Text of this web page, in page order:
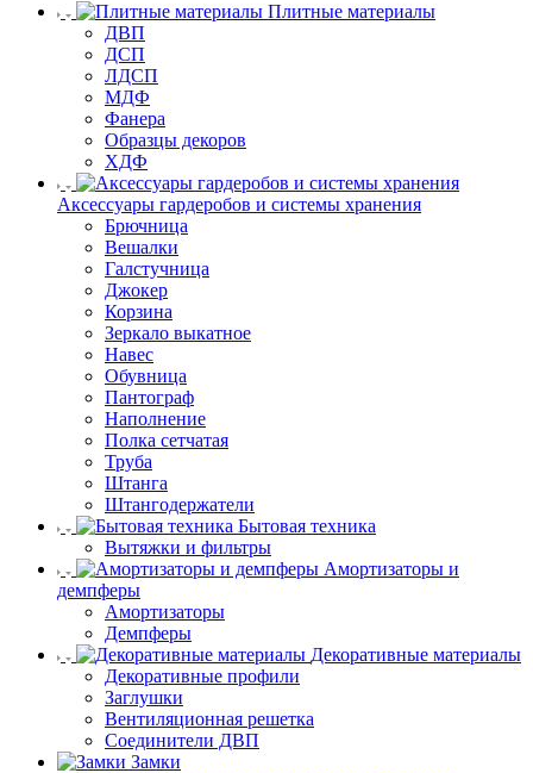
Плитные материалы
ДВП
ДСП
ЛДСП
МДФ
Фанера
Образцы декоров
ХДФ
Аксессуары гардеробов и системы хранения
Брючница
Вешалки
Галстучница
Джокер
Корзина
Зеркало выкатное
Навес
Обувница
Пантограф
Наполнение
Полка сетчатая
Труба
Штанга
Штангодержатели
Бытовая техника
Вытяжки и фильтры
Амортизаторы и
демпферы
Амортизаторы
Демпферы
Декоративные материалы
Декоративные профили
Заглушки
Вентиляционная решетка
Соединители ДВП
Замки